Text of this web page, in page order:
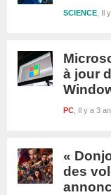
Il
SCIENCE
à jour
Il y a 3
PC
«
des